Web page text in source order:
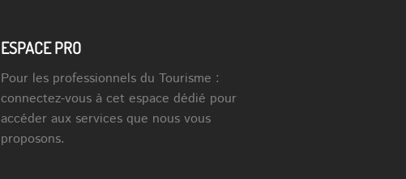
ESPACE PRO
Pour les professionnels du Tourisme :
connectez-vous à cet espace dédié pour
accéder aux services que nous vous
proposons.